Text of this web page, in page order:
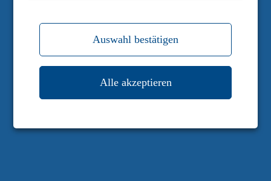
Auswahl bestätigen
Alle akzeptieren